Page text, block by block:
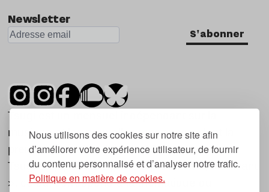
Nous utilisons des cookies sur notre site afin
d’améliorer votre expérience utilisateur, de fournir
du contenu personnalisé et d’analyser notre trafic.
Politique en matière de cookies.
Newsletter
S'abonner
Tsugi est un mensuel indépendant sur la
musique et les nouvelles tendances, dont la
première parution date de 2007.
Tsugi en japonais signifie « prochain », « suivant
», ce qui correspond à la thématique du